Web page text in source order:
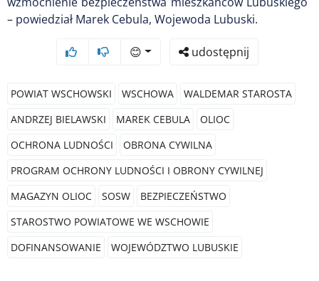
– powiedział Marek Cebula, Wojewoda Lubuski.
😊 udostępnij
POWIAT WSCHOWSKI WSCHOWA
WALDEMAR STAROSTA
ANDRZEJ BIELAWSKI
MAREK CEBULA
OLIOC
OCHRONA LUDNOŚCI
OBRONA CYWILNA
PROGRAM OCHRONY LUDNOŚCI I OBRONY CYWILNEJ
MAGAZYN OLIOC
SOSW
BEZPIECZEŃSTWO
STAROSTWO POWIATOWE WE WSCHOWIE
DOFINANSOWANIE
WOJEWÓDZTWO LUBUSKIE